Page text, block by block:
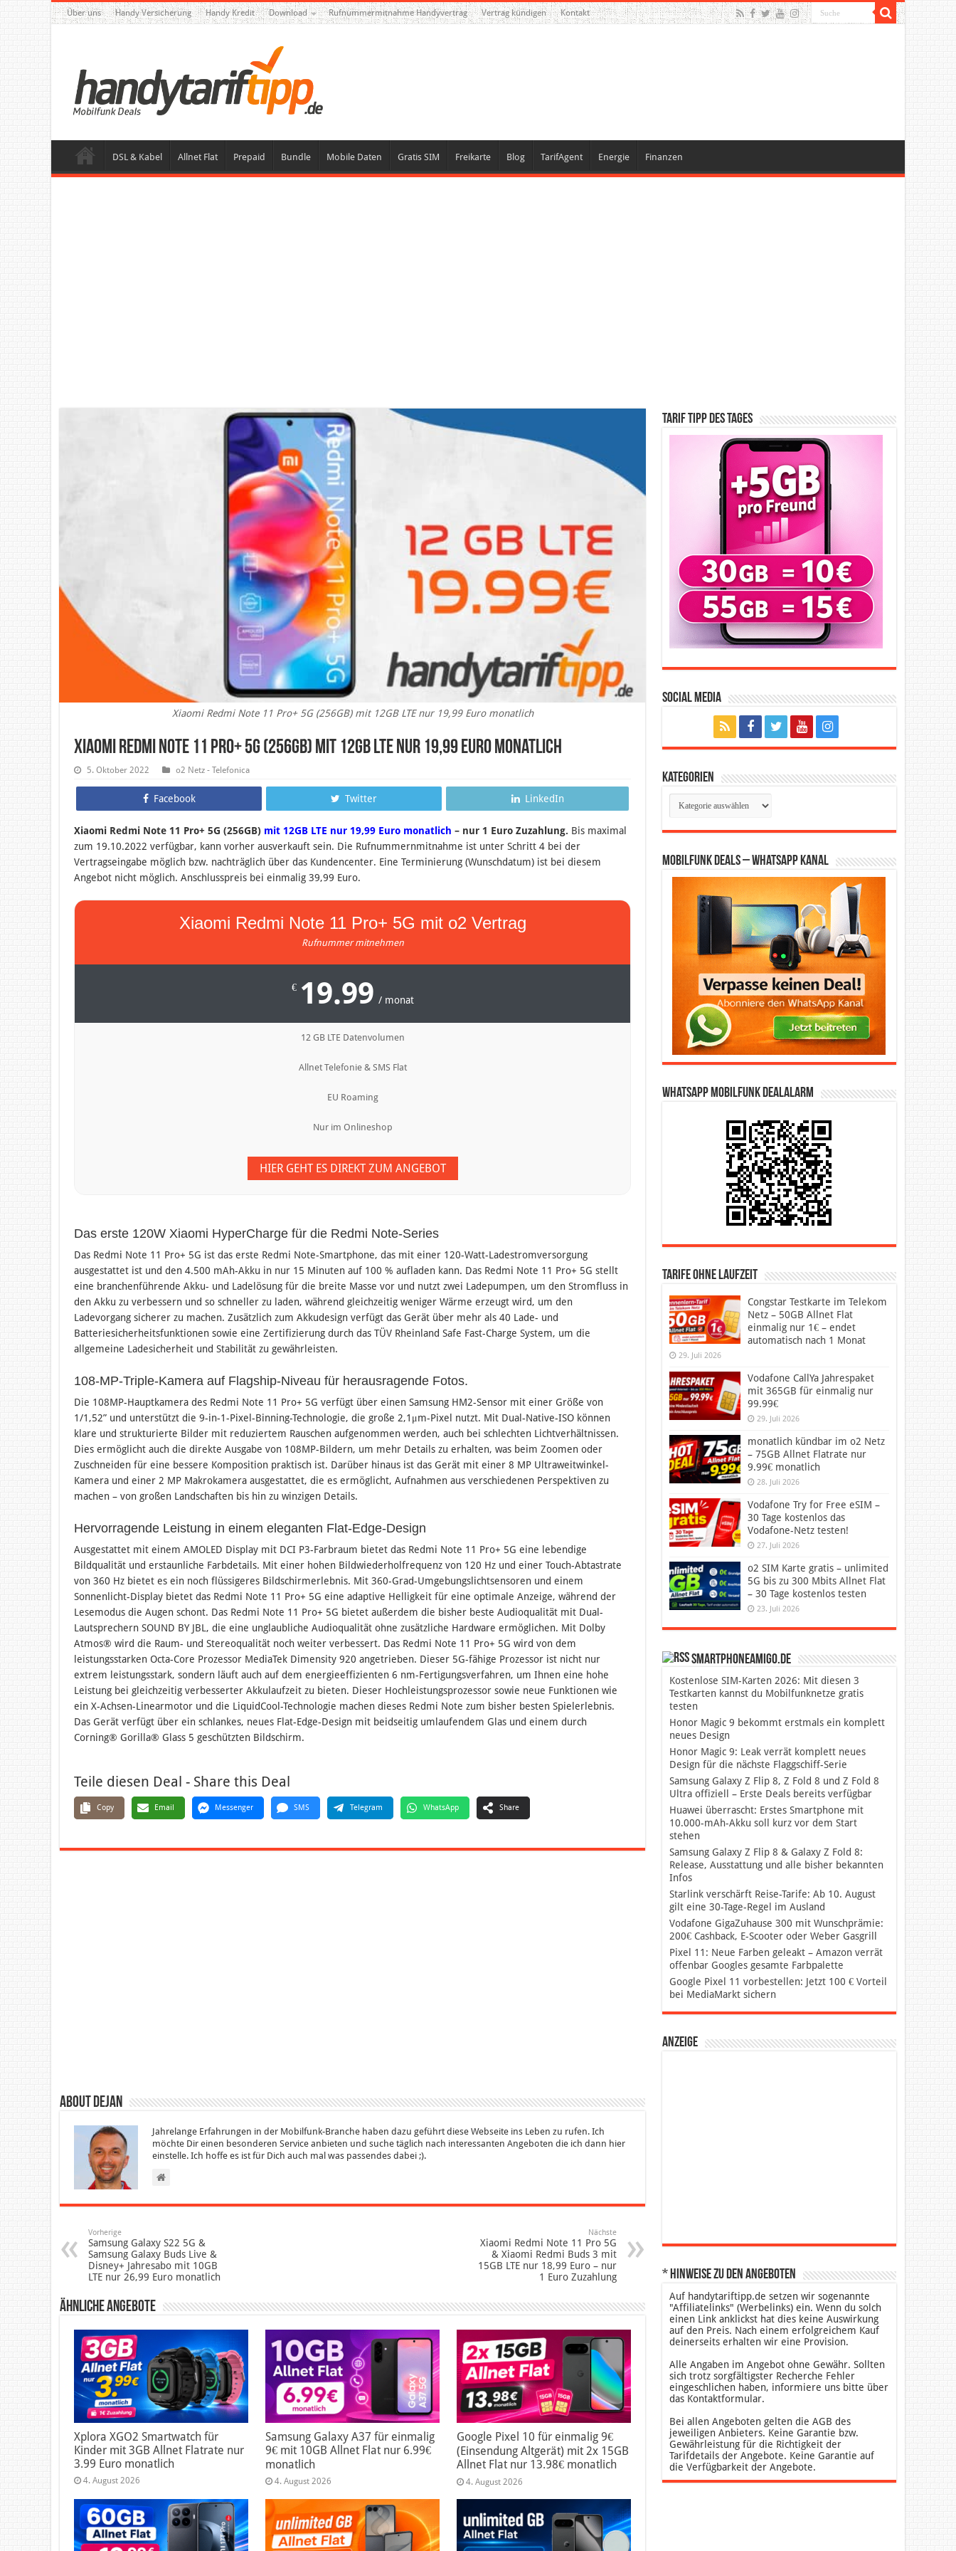
Über uns Handy Versicherung Handy Kredit Download Rufnummermitnahme Handyvertrag Vertrag kündigen Kontakt
DSL & Kabel Allnet Flat Prepaid Bundle Mobile Daten Gratis SIM Freikarte Blog TarifAgent Energie Finanzen
Xiaomi Redmi Note 11 Pro+ 5G (256GB) mit 12GB LTE nur 19,99 Euro monatlich
Xiaomi Redmi Note 11 Pro+ 5G (256GB) mit 12GB LTE nur 19,99 Euro monatlich
5. Oktober 2022 o2 Netz - Telefonica
Facebook Twitter LinkedIn
Xiaomi Redmi Note 11 Pro+ 5G (256GB) mit 12GB LTE nur 19,99 Euro monatlich – nur 1 Euro Zuzahlung. Bis maximal
zum 19.10.2022 verfügbar, kann vorher ausverkauft sein. Die Rufnummernmitnahme ist unter Schritt 4 bei der
Vertragseingabe möglich bzw. nachträglich über das Kundencenter. Eine Terminierung (Wunschdatum) ist bei diesem
Angebot nicht möglich. Anschlusspreis bei einmalig 39,99 Euro.
Xiaomi Redmi Note 11 Pro+ 5G mit o2 Vertrag
Rufnummer mitnehmen
€ 19.99 / monat
12 GB LTE Datenvolumen
Allnet Telefonie & SMS Flat
EU Roaming
Nur im Onlineshop
HIER GEHT ES DIREKT ZUM ANGEBOT
Das erste 120W Xiaomi HyperCharge für die Redmi Note-Series
Das Redmi Note 11 Pro+ 5G ist das erste Redmi Note-Smartphone, das mit einer 120-Watt-Ladestromversorgung
ausgestattet ist und den 4.500 mAh-Akku in nur 15 Minuten auf 100 % aufladen kann. Das Redmi Note 11 Pro+ 5G stellt
eine branchenführende Akku- und Ladelösung für die breite Masse vor und nutzt zwei Ladepumpen, um den Stromfluss in
den Akku zu verbessern und so schneller zu laden, während gleichzeitig weniger Wärme erzeugt wird, um den
Ladevorgang sicherer zu machen. Zusätzlich zum Akkudesign verfügt das Gerät über mehr als 40 Lade- und
Batteriesicherheitsfunktionen sowie eine Zertifizierung durch das TÜV Rheinland Safe Fast-Charge System, um die
allgemeine Ladesicherheit und Stabilität zu gewährleisten.
108-MP-Triple-Kamera auf Flagship-Niveau für herausragende Fotos.
Die 108MP-Hauptkamera des Redmi Note 11 Pro+ 5G verfügt über einen Samsung HM2-Sensor mit einer Größe von
1/1,52” und unterstützt die 9-in-1-Pixel-Binning-Technologie, die große 2,1μm-Pixel nutzt. Mit Dual-Native-ISO können
klare und strukturierte Bilder mit reduziertem Rauschen aufgenommen werden, auch bei schlechten Lichtverhältnissen.
Dies ermöglicht auch die direkte Ausgabe von 108MP-Bildern, um mehr Details zu erhalten, was beim Zoomen oder
Zuschneiden für eine bessere Komposition praktisch ist. Darüber hinaus ist das Gerät mit einer 8 MP Ultraweitwinkel-
Kamera und einer 2 MP Makrokamera ausgestattet, die es ermöglicht, Aufnahmen aus verschiedenen Perspektiven zu
machen – von großen Landschaften bis hin zu winzigen Details.
Hervorragende Leistung in einem eleganten Flat-Edge-Design
Ausgestattet mit einem AMOLED Display mit DCI P3-Farbraum bietet das Redmi Note 11 Pro+ 5G eine lebendige
Bildqualität und erstaunliche Farbdetails. Mit einer hohen Bildwiederholfrequenz von 120 Hz und einer Touch-Abtastrate
von 360 Hz bietet es ein noch flüssigeres Bildschirmerlebnis. Mit 360-Grad-Umgebungslichtsensoren und einem
Sonnenlicht-Display bietet das Redmi Note 11 Pro+ 5G eine adaptive Helligkeit für eine optimale Anzeige, während der
Lesemodus die Augen schont. Das Redmi Note 11 Pro+ 5G bietet außerdem die bisher beste Audioqualität mit Dual-
Lautsprechern SOUND BY JBL, die eine unglaubliche Audioqualität ohne zusätzliche Hardware ermöglichen. Mit Dolby
Atmos® wird die Raum- und Stereoqualität noch weiter verbessert. Das Redmi Note 11 Pro+ 5G wird von dem
leistungsstarken Octa-Core Prozessor MediaTek Dimensity 920 angetrieben. Dieser 5G-fähige Prozessor ist nicht nur
extrem leistungsstark, sondern läuft auch auf dem energieeffizienten 6 nm-Fertigungsverfahren, um Ihnen eine hohe
Leistung bei gleichzeitig verbesserter Akkulaufzeit zu bieten. Dieser Hochleistungsprozessor sowie neue Funktionen wie
ein X-Achsen-Linearmotor und die LiquidCool-Technologie machen dieses Redmi Note zum bisher besten Spielerlebnis.
Das Gerät verfügt über ein schlankes, neues Flat-Edge-Design mit beidseitig umlaufendem Glas und einem durch
Corning® Gorilla® Glass 5 geschützten Bildschirm.
Teile diesen Deal - Share this Deal
Copy Email Messenger SMS Telegram WhatsApp Share
About Dejan
Jahrelange Erfahrungen in der Mobilfunk-Branche haben dazu geführt diese Webseite ins Leben zu rufen. Ich
möchte Dir einen besonderen Service anbieten und suche täglich nach interessanten Angeboten die ich dann hier
einstelle. Ich hoffe es ist für Dich auch mal was passendes dabei ;).
Vorherige
Samsung Galaxy S22 5G &
Samsung Galaxy Buds Live &
Disney+ Jahresabo mit 10GB
LTE nur 26,99 Euro monatlich
Nächste
Xiaomi Redmi Note 11 Pro 5G
& Xiaomi Redmi Buds 3 mit
15GB LTE nur 18,99 Euro – nur
1 Euro Zuzahlung
Ähnliche Angebote
Xplora XGO2 Smartwatch für
Kinder mit 3GB Allnet Flatrate nur
3.99 Euro monatlich
4. August 2026
Samsung Galaxy A37 für einmalig
9€ mit 10GB Allnet Flat nur 6.99€
monatlich
4. August 2026
Google Pixel 10 für einmalig 9€
(Einsendung Altgerät) mit 2x 15GB
Allnet Flat nur 13.98€ monatlich
4. August 2026
Tarif Tipp des Tages
Social Media
Kategorien
Kategorien
Mobilfunk Deals – WhatsApp Kanal
WhatsApp Mobilfunk DealAlarm
Tarife ohne Laufzeit
Congstar Testkarte im Telekom
Netz – 50GB Allnet Flat
einmalig nur 1€ – endet
automatisch nach 1 Monat
29. Juli 2026
Vodafone CallYa Jahrespaket
mit 365GB für einmalig nur
99.99€
29. Juli 2026
monatlich kündbar im o2 Netz
– 75GB Allnet Flatrate nur
9.99€ monatlich
28. Juli 2026
Vodafone Try for Free eSIM –
30 Tage kostenlos das
Vodafone-Netz testen!
27. Juli 2026
o2 SIM Karte gratis – unlimited
5G bis zu 300 Mbits Allnet Flat
– 30 Tage kostenlos testen
23. Juli 2026
SmartphoneAmigo.de
Kostenlose SIM-Karten 2026: Mit diesen 3
Testkarten kannst du Mobilfunknetze gratis
testen
Honor Magic 9 bekommt erstmals ein komplett
neues Design
Honor Magic 9: Leak verrät komplett neues
Design für die nächste Flaggschiff-Serie
Samsung Galaxy Z Flip 8, Z Fold 8 und Z Fold 8
Ultra offiziell – Erste Deals bereits verfügbar
Huawei überrascht: Erstes Smartphone mit
10.000-mAh-Akku soll kurz vor dem Start
stehen
Samsung Galaxy Z Flip 8 & Galaxy Z Fold 8:
Release, Ausstattung und alle bisher bekannten
Infos
Starlink verschärft Reise-Tarife: Ab 10. August
gilt eine 30-Tage-Regel im Ausland
Vodafone GigaZuhause 300 mit Wunschprämie:
200€ Cashback, E-Scooter oder Weber Gasgrill
Pixel 11: Neue Farben geleakt – Amazon verrät
offenbar Googles gesamte Farbpalette
Google Pixel 11 vorbestellen: Jetzt 100 € Vorteil
bei MediaMarkt sichern
Anzeige
* Hinweise zu den Angeboten
Auf handytariftipp.de setzen wir sogenannte
"Affiliatelinks" (Werbelinks) ein. Wenn du solch
einen Link anklickst hat dies keine Auswirkung
auf den Preis. Nach einem erfolgreichem Kauf
deinerseits erhalten wir eine Provision.
Alle Angaben im Angebot ohne Gewähr. Sollten
sich trotz sorgfältigster Recherche Fehler
eingeschlichen haben, informiere uns bitte über
das Kontaktformular.
Bei allen Angeboten gelten die AGB des
jeweiligen Anbieters. Keine Garantie bzw.
Gewährleistung für die Richtigkeit der
Tarifdetails der Angebote. Keine Garantie auf
die Verfügbarkeit der Angebote.